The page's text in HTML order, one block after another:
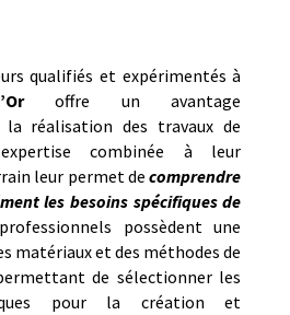
qualifiés et expérimentés à
offre un avantage
réalisation des travaux de
combinée à leur
leur permet decomprendre
les besoins spécifiques de
possèdent une
matériaux et des méthodes de
de sélectionner les
pour la création et